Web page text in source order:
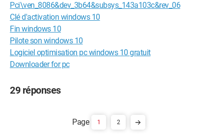
Je peux accéder au mode sans échec sans problème.
Pouvez-vous m'aider à résoudre ce problème ? Et en ayant
windows activé si possible ?
Pci\ven_8086&dev_3b64&subsys_143a103c&rev_06
Clé d'activation windows 10
Fin windows 10
Pilote son windows 10
Logiciel optimisation pc windows 10 gratuit
Downloader for pc
29 réponses
1 2